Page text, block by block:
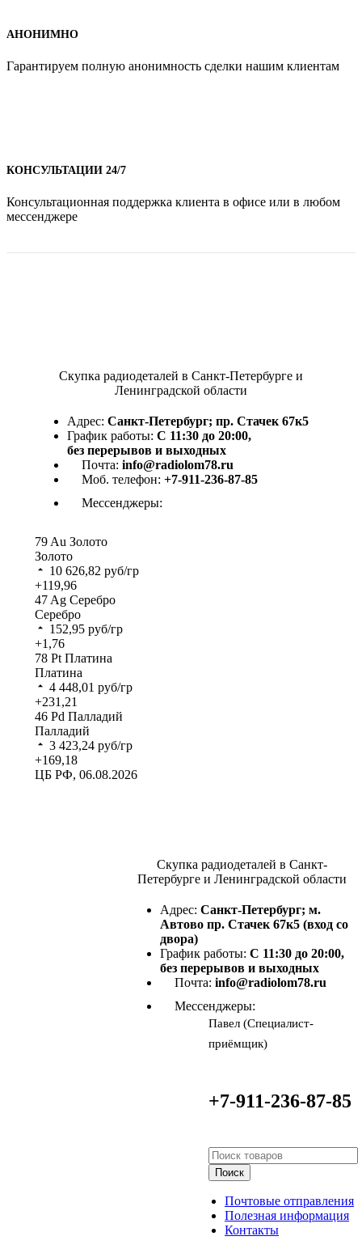
АНОНИМНО
Гарантируем полную анонимность сделки нашим клиентам
КОНСУЛЬТАЦИИ 24/7
Консультационная поддержка клиента в офисе или в любом
мессенджере
Скупка радиодеталей в Санкт-Петербурге и
Ленинградской области
Адрес: Санкт-Петербург; пр. Стачек 67к5
График работы: С 11:30 до 20:00,
без перерывов и выходных
Почта: info@radiolom78.ru
Моб. телефон: +7-911-236-87-85
Мессенджеры:
79Au Золото
Золото
10 626,82 руб/гр
+119,96
47Ag Серебро
Серебро
152,95 руб/гр
+1,76
78 Pt Платина
Платина
4 448,01 руб/гр
+231,21
46 Pd Палладий
Палладий
3 423,24 руб/гр
+169,18
ЦБ РФ, 06.08.2026
Скупка радиодеталей в Санкт-
Петербурге и Ленинградской области
Адрес: Санкт-Петербург; м.
Автово пр. Стачек 67к5 (вход со
двора)
График работы: С 11:30 до 20:00,
без перерывов и выходных
Почта: info@radiolom78.ru
Мессенджеры:
Павел (Специалист-
приёмщик)
+7-911-236-87-85
Поиск
Почтовые отправления
Полезная информация
Контакты